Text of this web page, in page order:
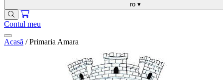
ro ▾
Contul meu
Acasă / Primaria Amara